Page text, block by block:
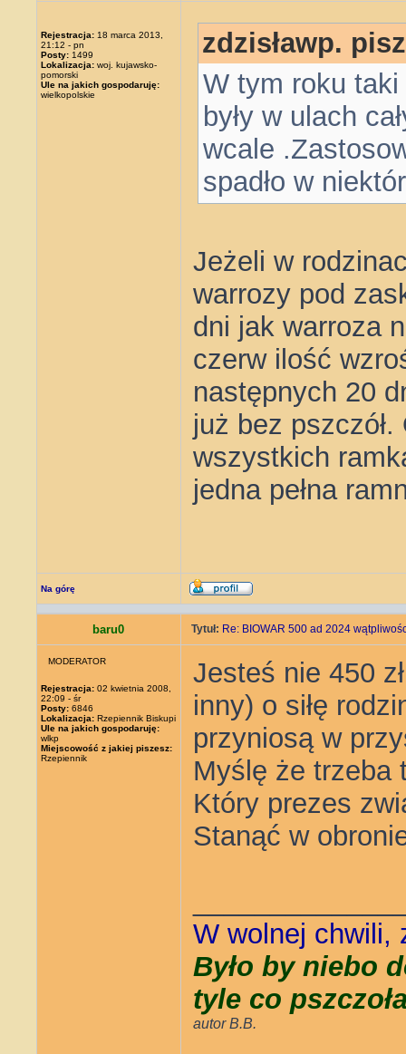
Rejestracja: 18 marca 2013,
21:12 - pn
Posty: 1499
Lokalizacja: woj. kujawsko-
pomorski
Ule na jakich gospodaruję:
wielkopolskie
zdzisławp.
W tym roku
były w ulach
wcale
spadło w
Jeżeli w
warrozy pod
dni jak warroza
czerw ilość
następnych 20
już bez
wszystkich
jedna pełna
Na górę
baru0 Tytuł: Re: BIOWAR 500 ad 2024
MODERATOR
Rejestracja: 02 kwietnia 2008,
22:09 - śr
Posty: 6846
Lokalizacja: Rzepiennik Biskupi
Ule na jakich gospodaruję:
wlkp
Miejscowość z jakiej piszesz:
Rzepiennik
Jesteś nie 450
inny) o siłę
przyniosą w
Myślę że trzeba
Który prezes
Stanąć w
W wolnej chwili,
Było by niebo
tyle co
autor B.B.